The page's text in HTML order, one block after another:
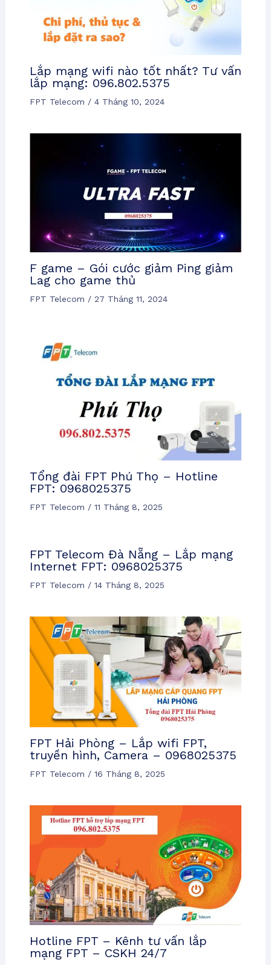
Lắp mạng wifi nào tốt nhất? Tư vấn
lắp mạng: 096.802.5375
FPT Telecom / 4 Tháng 10, 2024
F game – Gói cước giảm Ping giảm
Lag cho game thủ
FPT Telecom / 27 Tháng 11, 2024
Tổng đài FPT Phú Thọ – Hotline
FPT: 0968025375
FPT Telecom / 11 Tháng 8, 2025
FPT Telecom Đà Nẵng – Lắp mạng
Internet FPT: 0968025375
FPT Telecom / 14 Tháng 8, 2025
FPT Hải Phòng – Lắp wifi FPT,
truyền hình, Camera – 0968025375
FPT Telecom / 16 Tháng 8, 2025
Hotline FPT – Kênh tư vấn lắp
mạng FPT – CSKH 24/7